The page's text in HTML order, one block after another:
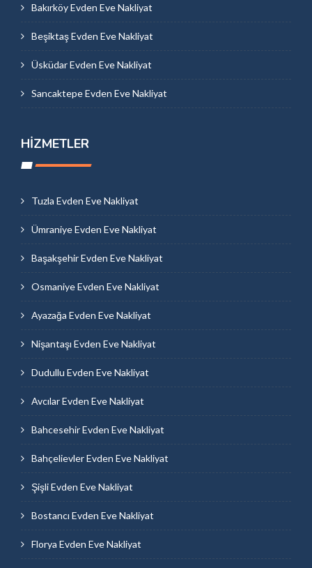
Bakırköy Evden Eve Nakliyat
Beşiktaş Evden Eve Nakliyat
Üsküdar Evden Eve Nakliyat
Sancaktepe Evden Eve Nakliyat
HIZMETLER
Tuzla Evden Eve Nakliyat
Ümraniye Evden Eve Nakliyat
Başakşehir Evden Eve Nakliyat
Osmaniye Evden Eve Nakliyat
Ayazağa Evden Eve Nakliyat
Nişantaşı Evden Eve Nakliyat
Dudullu Evden Eve Nakliyat
Avcılar Evden Eve Nakliyat
Bahcesehir Evden Eve Nakliyat
Bahçelievler Evden Eve Nakliyat
Şişli Evden Eve Nakliyat
Bostancı Evden Eve Nakliyat
Florya Evden Eve Nakliyat